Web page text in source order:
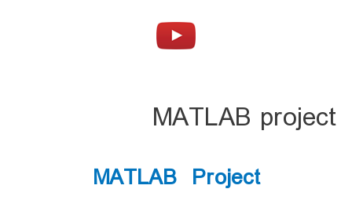
MATLAB project
MATLAB Project